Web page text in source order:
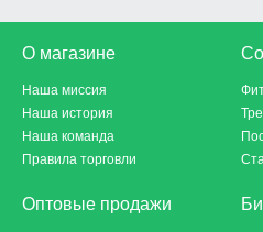
О магазине
Наша миссия
Наша история
Наша команда
Правила торговли
Оптовые продажи